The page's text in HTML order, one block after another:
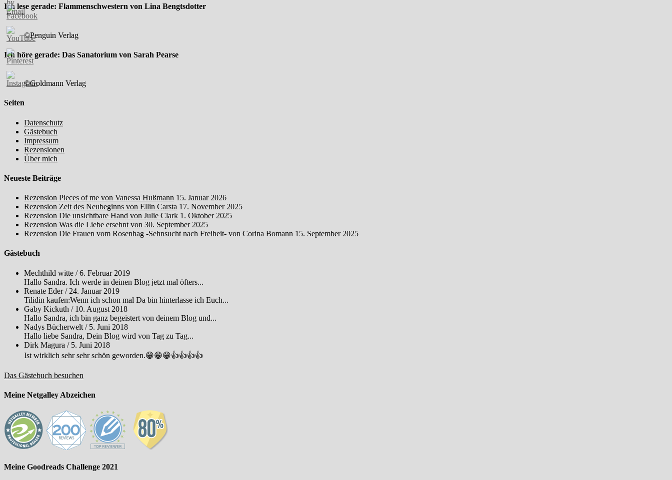
Ich lese gerade: Flammenschwestern von Lina Bengtsdotter
©Penguin Verlag
Ich höre gerade: Das Sanatorium von Sarah Pearse
©Goldmann Verlag
Seiten
Datenschutz
Gästebuch
Impressum
Rezensionen
Über mich
Neueste Beiträge
Rezension Pieces of me von Vanessa Hußmann 15. Januar 2026
Rezension Zeit des Neubeginns von Ellin Carsta 17. November 2025
Rezension Die unsichtbare Hand von Julie Clark 1. Oktober 2025
Rezension Was die Liebe ersehnt von 30. September 2025
Rezension Die Frauen vom Rosenhag -Sehnsucht nach Freiheit- von Corina Bomann 15. September 2025
Gästebuch
Mechthild witte /6. Februar 2019
Hallo Sandra. Ich werde in deinen Blog jetzt mal öfters...
Renate Eder/ 24. Januar 2019
Tilidin kaufen:Wenn ich schon mal Da bin hinterlasse ich Euch...
Gaby Kickuth / 10. August 2018
Hallo Sandra, ich bin ganz begeistert von deinem Blog und...
Nadys Bücherwelt / 5. Juni 2018
Hallo liebe Sandra, Dein Blog wird von Tag zu Tag...
Dirk Magura / 5. Juni 2018
Ist wirklich sehr sehr schön geworden.😁😁😁👍👍👍👍
Das Gästebuch besuchen
Meine Netgalley Abzeichen
Meine Goodreads Challenge 2021